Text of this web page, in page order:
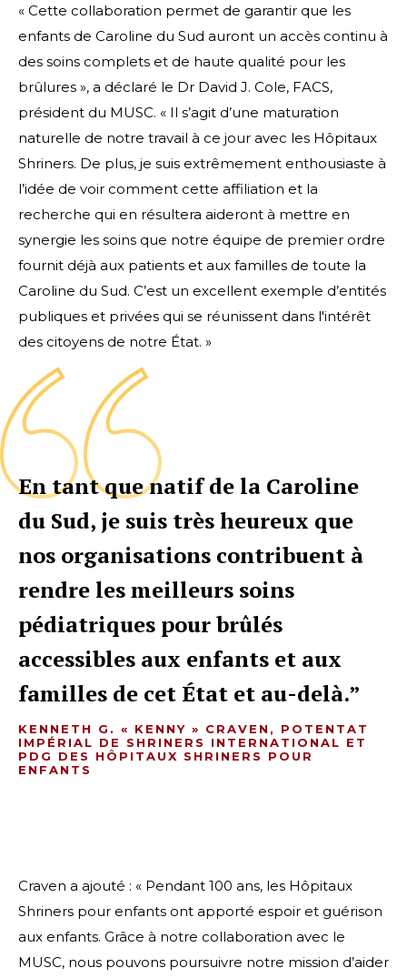
« Cette collaboration permet de garantir que les
enfants de Caroline du Sud auront un accès continu à
des soins complets et de haute qualité pour les
brûlures », a déclaré le Dr David J. Cole, FACS,
président du MUSC. « Il s’agit d’une maturation
naturelle de notre travail à ce jour avec les Hôpitaux
Shriners. De plus, je suis extrêmement enthousiaste à
l’idée de voir comment cette affiliation et la
recherche qui en résultera aideront à mettre en
synergie les soins que notre équipe de premier ordre
fournit déjà aux patients et aux familles de toute la
Caroline du Sud. C’est un excellent exemple d’entités
publiques et privées qui se réunissent dans l'intérêt
des citoyens de notre État. »
En tant que natif de la Caroline
du Sud, je suis très heureux que
nos organisations contribuent à
rendre les meilleurs soins
pédiatriques pour brûlés
accessibles aux enfants et aux
familles de cet État et au-delà.
KENNETH G. « KENNY » CRAVEN, POTENTAT
IMPÉRIAL DE SHRINERS INTERNATIONAL ET
PDG DES HÔPITAUX SHRINERS POUR
ENFANTS
Craven a ajouté : « Pendant 100 ans, les Hôpitaux
Shriners pour enfants ont apporté espoir et guérison
aux enfants. Grâce à notre collaboration avec le
MUSC, nous pouvons poursuivre notre mission d’aider